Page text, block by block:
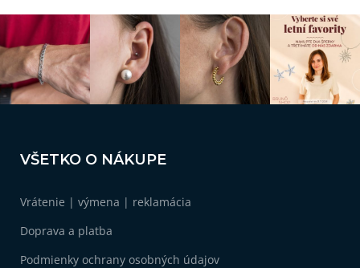
i
e
v
k
y
u
VŠETKO O NÁKUPE
Vrátenie | výmena | reklamácia
Doprava a platba
Podmienky ochrany osobných údajov